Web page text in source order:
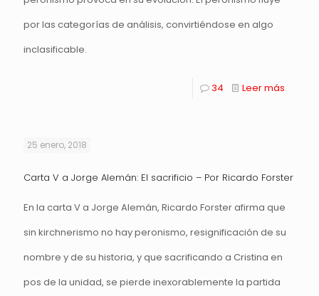
por las categorías de análisis, convirtiéndose en algo
inclasificable.
34 Leer más
25 enero, 2018
Carta V a Jorge Alemán: El sacrificio – Por Ricardo Forster
En la carta V a Jorge Alemán, Ricardo Forster afirma que
sin kirchnerismo no hay peronismo, resignificación de su
nombre y de su historia, y que sacrificando a Cristina en
pos de la unidad, se pierde inexorablemente la partida